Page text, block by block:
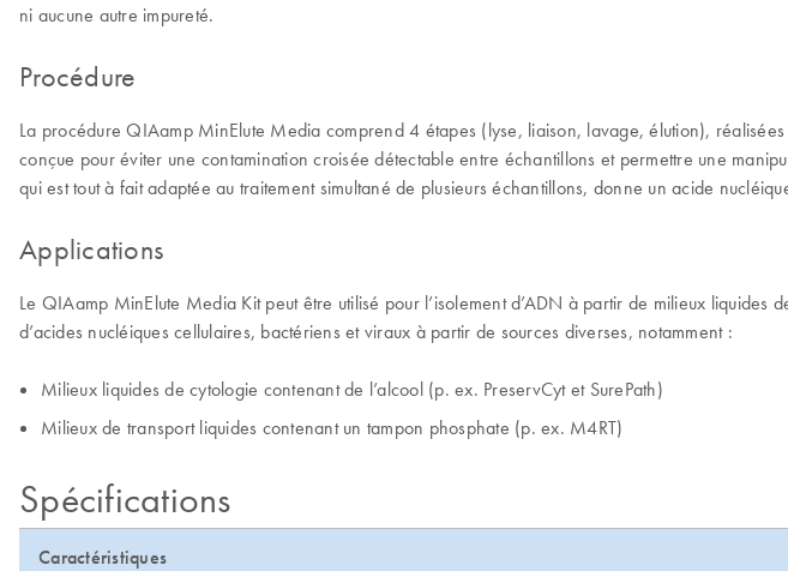
ni aucune autre impureté.
Procédure
La procédure QIAamp MinElute Media comprend 4 étapes (lyse, liaison, lavage, élution),
conçue pour éviter une contamination croisée détectable entre échantillons et permettre une
qui est tout à fait adaptée au traitement simultané de plusieurs échantillons, donne un acide
Applications
Le QIAamp MinElute Media Kit peut être utilisé pour l’isolement d’ADN à partir de milieux
d’acides nucléiques cellulaires, bactériens et viraux à partir de sources diverses, notamment :
Milieux liquides de cytologie contenant de l’alcool (p. ex. PreservCyt et SurePath)
Milieux de transport liquides contenant un tampon phosphate (p. ex. M4RT)
Spécifications
Caractéristiques